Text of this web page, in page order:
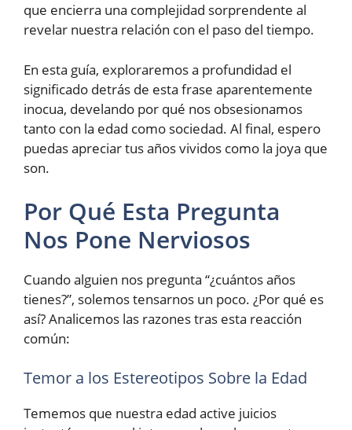
que encierra una complejidad sorprendente al
revelar nuestra relación con el paso del tiempo.
En esta guía, exploraremos a profundidad el
significado detrás de esta frase aparentemente
inocua, develando por qué nos obsesionamos
tanto con la edad como sociedad. Al final, espero
puedas apreciar tus años vividos como la joya que
son.
Por Qué Esta Pregunta
Nos Pone Nerviosos
Cuando alguien nos pregunta “¿cuántos años
tienes?”, solemos tensarnos un poco. ¿Por qué es
así? Analicemos las razones tras esta reacción
común:
Temor a los Estereotipos Sobre la Edad
Tememos que nuestra edad active juicios